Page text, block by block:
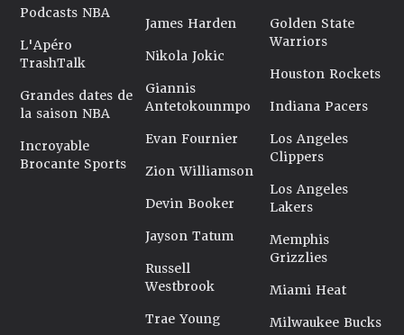
Podcasts NBA
L'Apéro
TrashTalk
Grandes dates de
la saison NBA
Incroyable
Brocante Sports
James Harden
Nikola Jokic
Giannis
Antetokounmpo
Evan Fournier
Zion Williamson
Devin Booker
Jayson Tatum
Russell
Westbrook
Trae Young
Golden State
Warriors
Houston Rockets
Indiana Pacers
Los Angeles
Clippers
Los Angeles
Lakers
Memphis
Grizzlies
Miami Heat
Milwaukee Bucks